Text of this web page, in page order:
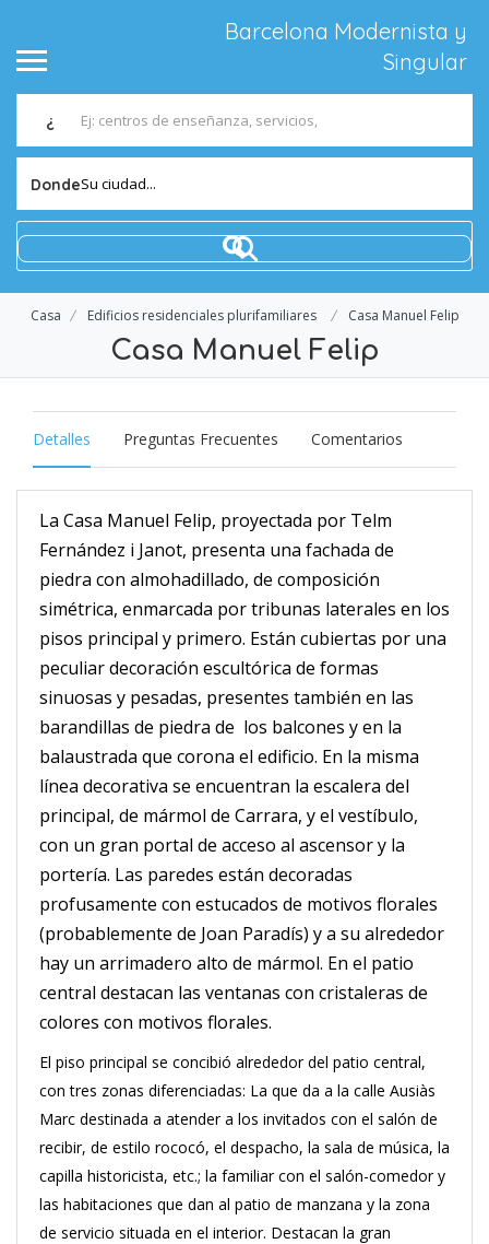
Barcelona Modernista y
Singular
¿
DondeSu ciudad...
Casa Edificios residenciales plurifamiliares Casa Manuel Felip
Casa Manuel Felip
Detalles Preguntas Frecuentes Comentarios
La Casa Manuel Felip, proyectada por Telm
Fernández i Janot, presenta una fachada de
piedra con almohadillado, de composición
simétrica, enmarcada por tribunas laterales en los
pisos principal y primero. Están cubiertas por una
peculiar decoración escultórica de formas
sinuosas y pesadas, presentes también en las
barandillas de piedra de los balcones y en la
balaustrada que corona el edificio. En la misma
línea decorativa se encuentran la escalera del
principal, de mármol de Carrara, y el vestíbulo,
con un gran portal de acceso al ascensor y la
portería. Las paredes están decoradas
profusamente con estucados de motivos florales
(probablemente de Joan Paradís) y a su alrededor
hay un arrimadero alto de mármol. En el patio
central destacan las ventanas con cristaleras de
colores con motivos florales.
El piso principal se concibió alrededor del patio central,
con tres zonas diferenciadas: La que da a la calle Ausiàs
Marc destinada a atender a los invitados con el salón de
recibir, de estilo rococó, el despacho, la sala de música, la
capilla historicista, etc.; la familiar con el salón-comedor y
las habitaciones que dan al patio de manzana y la zona
de servicio situada en el interior. Destacan la gran